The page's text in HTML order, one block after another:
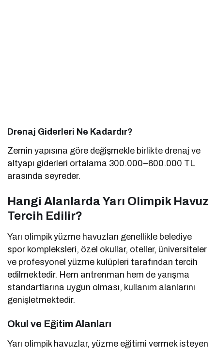
Drenaj Giderleri Ne Kadardır?
Zemin yapısına göre değişmekle birlikte drenaj ve
altyapı giderleri ortalama 300.000–600.000 TL
arasında seyreder.
Hangi Alanlarda Yarı Olimpik Havuz
Tercih Edilir?
Yarı olimpik yüzme havuzları genellikle belediye
spor kompleksleri, özel okullar, oteller, üniversiteler
ve profesyonel yüzme kulüpleri tarafından tercih
edilmektedir. Hem antrenman hem de yarışma
standartlarına uygun olması, kullanım alanlarını
genişletmektedir.
Okul ve Eğitim Alanları
Yarı olimpik havuzlar, yüzme eğitimi vermek isteyen